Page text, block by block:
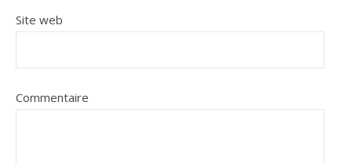
Site web
Commentaire